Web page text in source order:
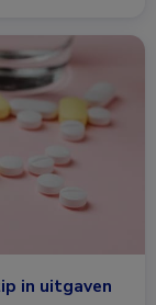
in uitgaven